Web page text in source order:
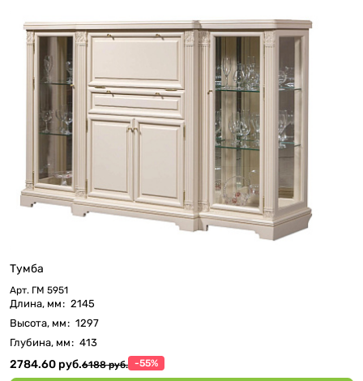
Тумба
Арт. ГМ 5951
Длина, мм: 2145
Высота, мм: 1297
Глубина, мм: 413
2784.60 руб.6188 руб. -55%